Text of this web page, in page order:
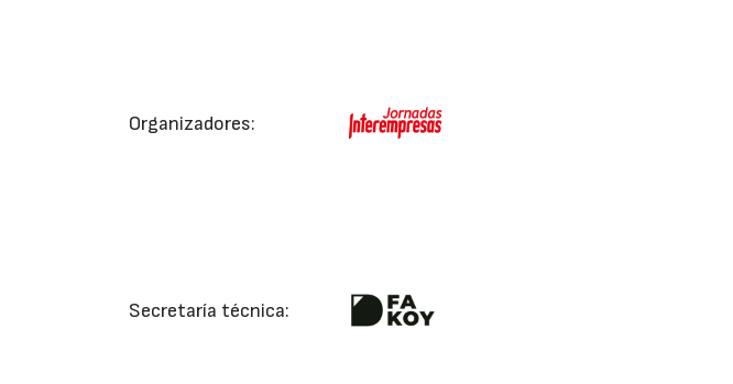
Organizadores:
Secretaría técnica: